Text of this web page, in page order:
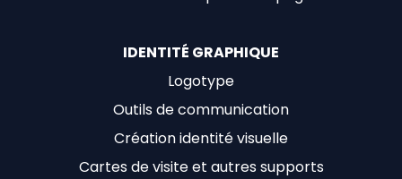
IDENTITÉ GRAPHIQUE
Logotype
Outils de communication
Création identité visuelle
Cartes de visite et autres supports